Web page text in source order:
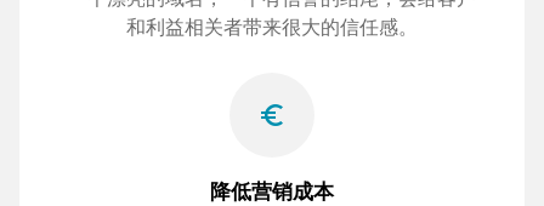
和利益相关者带来很大的信任感。
euro_symbol
降低营销成本